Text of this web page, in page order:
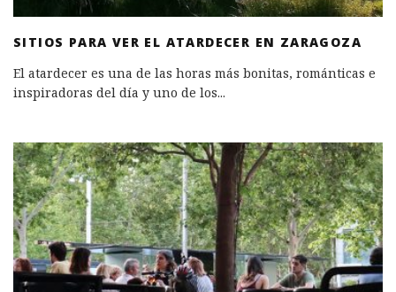
SITIOS PARA VER EL ATARDECER EN ZARAGOZA
El atardecer es una de las horas más bonitas, románticas e
inspiradoras del día y uno de los...